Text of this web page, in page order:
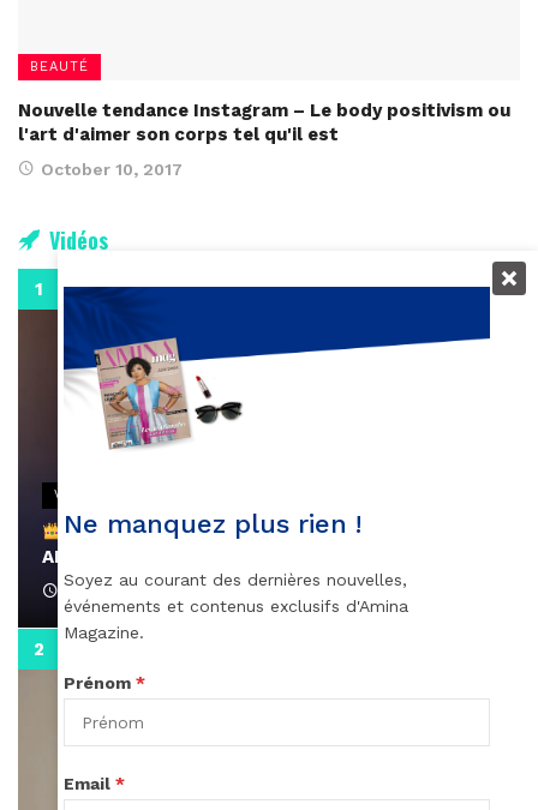
BEAUTÉ
Nouvelle tendance Instagram – Le body positivism ou
l'art d'aimer son corps tel qu'il est
October 10, 2017
Vidéos
0:29
VIDEOS
Remerciements à Ayden pour son message sur
AMINA, le Magazine de la Femme
April 1, 2022
Ne manquez plus rien !
Soyez au courant des dernières nouvelles,
événements et contenus exclusifs d'Amina
Magazine.
Prénom *
Email *